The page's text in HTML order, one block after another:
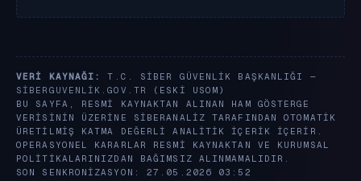
VERI KAYNAĞI:
T.C. SIBER GÜVENLIK BAŞKANLIĞI —
SIBERGUVENLIK.GOV.TR
(ESKI USOM)
BU SAYFA, RESMI KAYNAKTAN ALINAN HAM GÖSTERGE
VERISININ ÜZERINE SIBERANALIZ TARAFINDAN OTOMATIK
ÜRETILMIŞ KATMA DEĞERLI ANALITIK IÇERIK IÇERIR.
OPERASYONEL KARARLAR RESMI KAYNAKTAN VE KURUMSAL
POLITIKALARINIZDAN BAĞIMSIZ ALINMAMALIDIR.
SON SENKRONIZASYON: 27.05.2026 03:52